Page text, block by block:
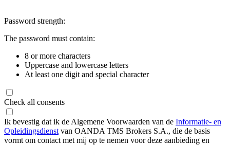
Password strength:
The password must contain:
8 or more characters
Uppercase and lowercase letters
At least one digit and special character
Check all consents
Ik bevestig dat ik de Algemene Voorwaarden van de Informatie- en
Opleidingsdienst van OANDA TMS Brokers S.A., die de basis
vormt om contact met mij op te nemen voor deze aanbieding en